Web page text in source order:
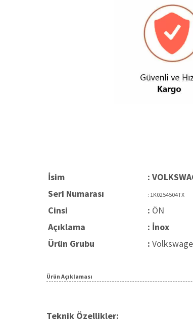
İsim
:
Seri Numarası
: 1K0254504TX
Cinsi : ÖN
Açıklama
: İnox
Ürün Grubu
:
Ürün Açıklaması
Teknik Özellikler: